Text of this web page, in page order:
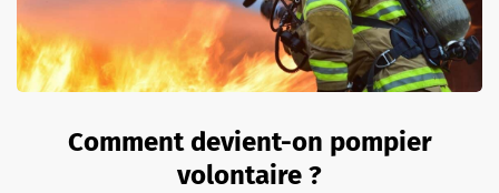
Comment devient-on pompier
volontaire ?